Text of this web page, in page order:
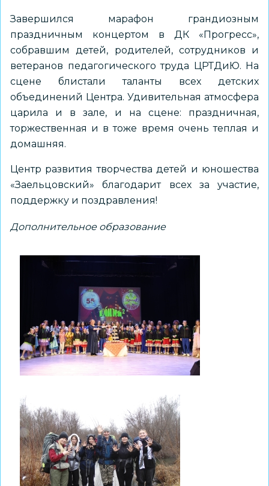
Завершился марафон грандиозным
праздничным концертом в ДК «Прогресс»,
собравшим детей, родителей, сотрудников и
ветеранов педагогического труда ЦРТДиЮ. На
сцене блистали таланты всех детских
объединений Центра. Удивительная атмосфера
царила и в зале, и на сцене: праздничная,
торжественная и в тоже время очень теплая и
домашняя.
Центр развития творчества детей и юношества
«Заельцовский» благодарит всех за участие,
поддержку и поздравления!
Дополнительное образование